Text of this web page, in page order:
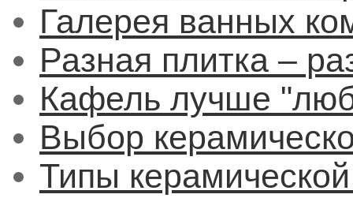
Галерея ванных
Разная плитка –
Кафель лучше
Выбор
Типы